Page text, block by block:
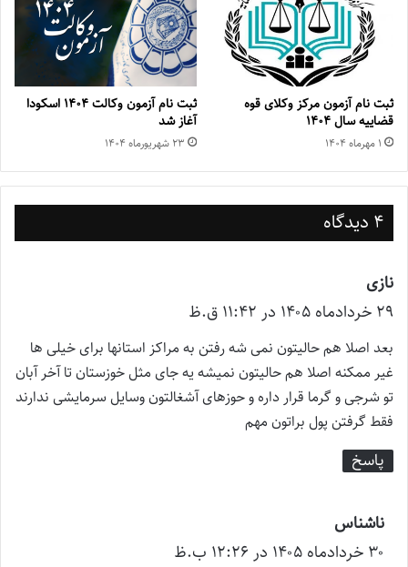
ثبت نام آزمون مرکز وکلای قوه
قضاییه سال ۱۴۰۴
۱ مهر‌ماه ۱۴۰۴
ثبت نام آزمون وکالت ۱۴۰۴ اسکودا
آغاز شد
۲۳ شهریور‌ماه ۱۴۰۴
4 دیدگاه
نازی
ف
ت
:
۲۹ خرداد‌ماه ۱۴۰۵ در ۱۱:۴۲ ق.ظ
بعد اصلا هم حالیتون نمی شه رفتن به مراکز استانها برای خیلی ها
غیر ممکنه اصلا هم حالیتون نمیشه یه جای مثل خوزستان تا آخر آبان
تو شرجی و گرما قرار داره و حوزهای آشغالتون وسایل سرمایشی ندارند
فقط گرفتن پول براتون مهم
پاسخ
ناشناس
ف
۳۰ خرداد‌ماه ۱۴۰۵ در ۱۲:۲۶ ب.ظ